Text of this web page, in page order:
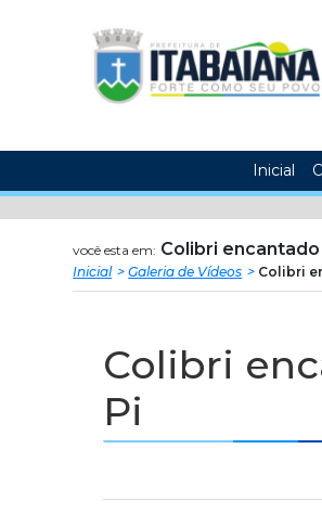
Prefeitura
Municipal
Itabaiana
Inicial
você esta em: Colibri
Inicial Galeria de Vídeos Colibri
Colibri
Pi